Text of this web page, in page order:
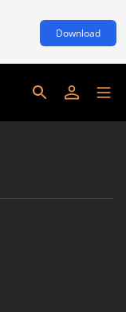
Download